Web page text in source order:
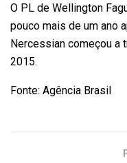
O PL de Wellington
pouco mais de um ano
Nercessian começou a
2015.
Fonte: Agência Brasil